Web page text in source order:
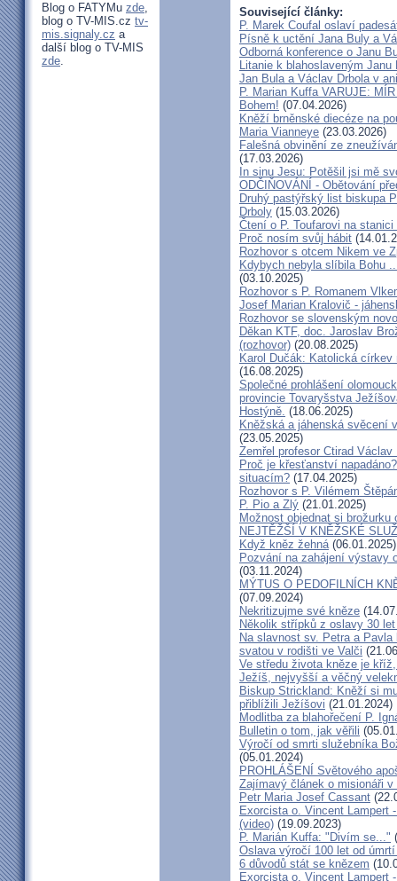
Blog o FATYMu zde,
blog o TV-MIS.cz tv-
mis.signaly.cz a
další blog o TV-MIS
zde.
Související články:
P. Marek Coufal oslaví
Písně k uctění Jana Buly a
Odborná konference o Janu
Litanie k blahoslaveným
Jan Bula a Václav Drbola v
P. Marian Kuffa VARUJE:
Bohem! (07.04.2026)
Kněží brněnské diecéze na
Maria Vianneye (23.03.2026)
Falešná obvinění ze
(17.03.2026)
In sinu Jesu: Potěšil jsi mě
ODČIŇOVÁNÍ - Obětování
Druhý pastýřský list biskupa
Drboly (15.03.2026)
Čtení o P. Toufarovi na stanici
Proč nosím svůj hábit
Rozhovor s otcem Nikem ve
Kdybych nebyla slíbila Bohu
(03.10.2025)
Rozhovor s P. Romanem
Josef Marian Kralovič -
Rozhovor se slovenským
Děkan KTF, doc. Jaroslav
(rozhovor) (20.08.2025)
Karol Dučák: Katolická
(16.08.2025)
Společné prohlášení
provincie Tovaryšstva
Hostýně. (18.06.2025)
Kněžská a jáhenská svěcení
(23.05.2025)
Zemřel profesor Ctirad
Proč je křesťanství
situacím? (17.04.2025)
Rozhovor s P. Vilémem
P. Pio a Zlý (21.01.2025)
Možnost objednat si
NEJTĚŽŠÍ V KNĚŽSKÉ
Když kněz žehná(06.01.2025)
Pozvání na zahájení výstavy
(03.11.2024)
MÝTUS O PEDOFILNÍCH
(07.09.2024)
Nekritizujme své kněze
Několik střípků z oslavy 30
Na slavnost sv. Petra a
svatou v rodišti ve Valči
Ve středu života kněze je
Ježíš, nejvyšší a věčný
Biskup Strickland: Kněží si
přiblížili Ježíšovi (21.01.2024)
Modlitba za blahořečení P.
Bulletin o tom, jak věřili
Výročí od smrti služebníka
(05.01.2024)
PROHLÁŠENÍ Světového
Zajímavý článek o misionáři v
Petr Maria Josef Cassant
Exorcista o. Vincent Lampert
(video) (19.09.2023)
P. Marián Kuffa: "Divím se..."
Oslava výročí 100 let od
6 důvodů stát se knězem
Exorcista o. Vincent Lampert